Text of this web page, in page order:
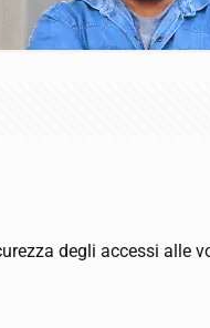
degli accessi alle